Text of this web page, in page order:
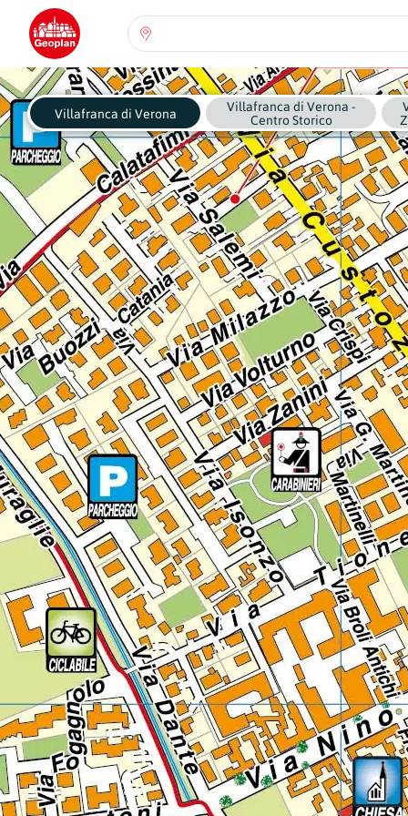
Abruzzo
Regione
Basilicata
Regione
Calabria
Regione
Campania
Regione
Emilia Romagna
Regione
Friuli-Venezia Giulia
Regione
Lazio
Regione
Liguria
Regione
Lombardia
Regione
Marche
Regione
Molise
Regione
Piemonte
Regione
Puglia
Regione
Sardegna
Villafranca di Verona
Villafranca di Verona -
Centro Storico